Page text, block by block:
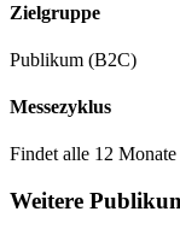
Parkplatz (P1) EWE
Straße 3, 26123
Parkplatz (P2 + P3)
Anfahrt über
Zielgruppe
Publikum (B2C)
Messezyklus
Findet alle 12 Monate
Weitere